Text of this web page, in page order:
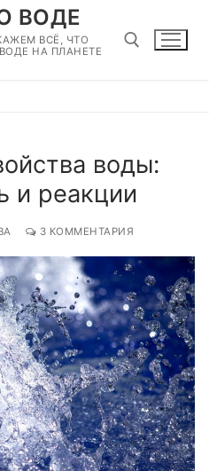
ВОДЕ
ВСЁ, ЧТО
НА ПЛАНЕТЕ
воды:
и реакции
3 КОММЕНТАРИЯ